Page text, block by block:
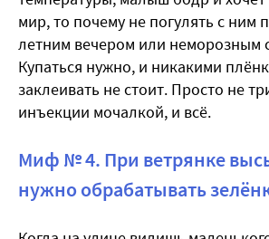
мир, то почему не погулять с ним
летним вечером или неморозным
Купаться нужно, и никакими
заклеивать не стоит. Просто не
инъекции мочалкой, и всё.
Миф № 4. При ветрянке
нужно обрабатывать